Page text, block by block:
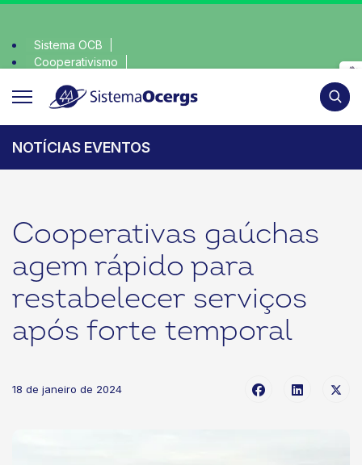
Sistema OCB
Cooperativismo
NOTÍCIAS EVENTOS
Cooperativas gaúchas
agem rápido para
restabelecer serviços
após forte temporal
18 de janeiro de 2024